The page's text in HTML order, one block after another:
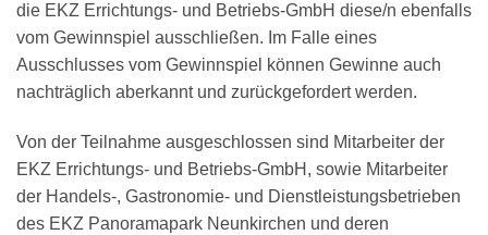
die EKZ Errichtungs- und Betriebs-GmbH diese/n ebenfalls
vom Gewinnspiel ausschließen. Im Falle eines
Ausschlusses vom Gewinnspiel können Gewinne auch
nachträglich aberkannt und zurückgefordert werden.
Von der Teilnahme ausgeschlossen sind Mitarbeiter der
EKZ Errichtungs- und Betriebs-GmbH, sowie Mitarbeiter
der Handels-, Gastronomie- und Dienstleistungsbetrieben
des EKZ Panoramapark Neunkirchen und deren